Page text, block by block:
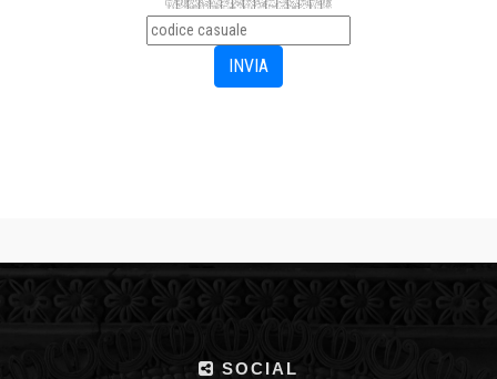
SOCIAL